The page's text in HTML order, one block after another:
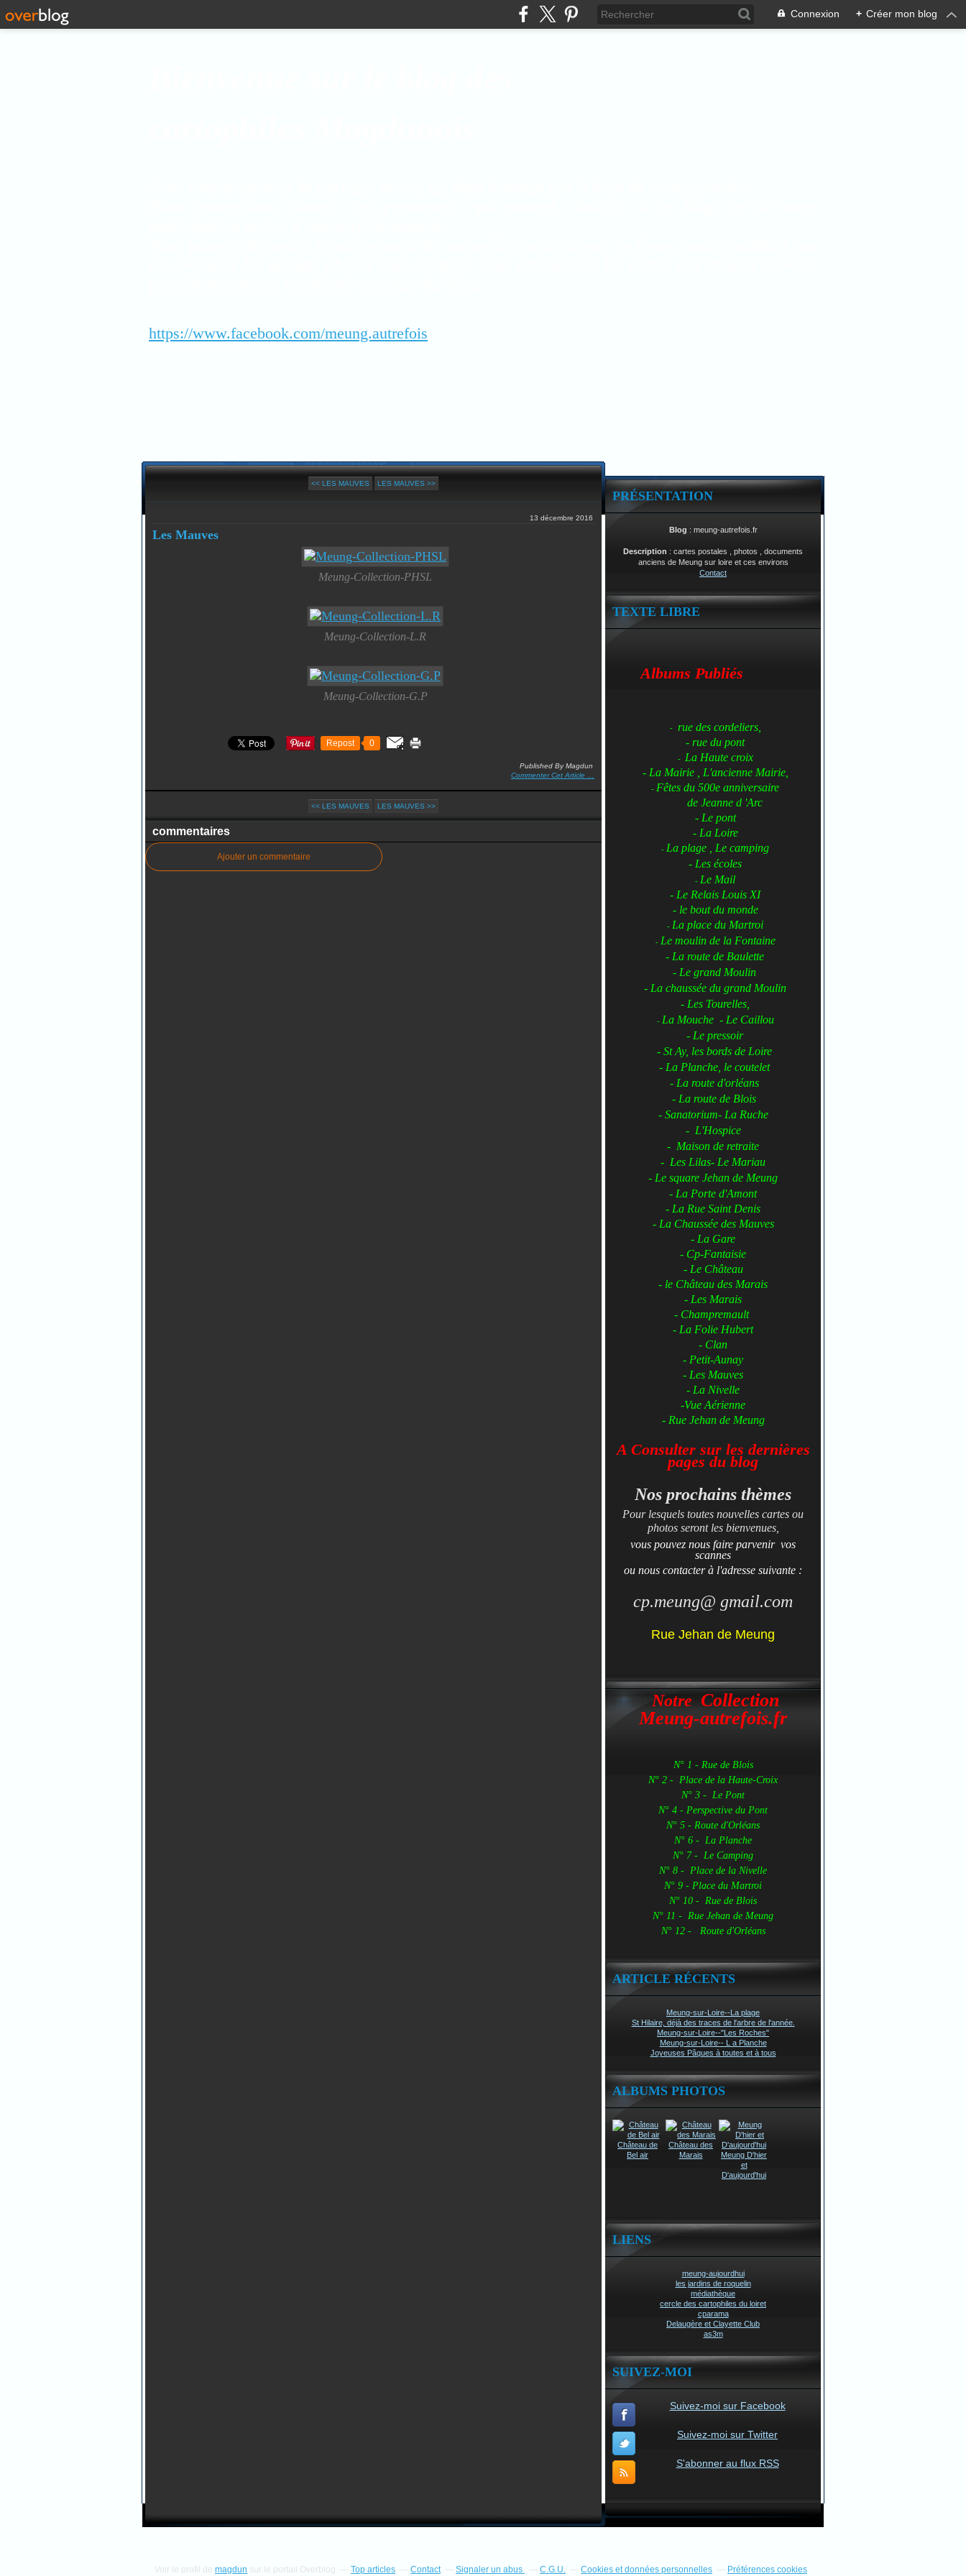
Connexion + Créer mon blog
https://www.facebook.com/meung.autrefois
<< LES MAUVES LES MAUVES >>
13 décembre 2016
Les Mauves
Meung-Collection-PHSL
Meung-Collection-L.R
Meung-Collection-G.P
Repost 0
Published By Magdun
Commenter Cet Article
<< LES MAUVES LES MAUVES >>
commentaires
Ajouter un commentaire
PRÉSENTATION
Blog : meung-autrefois.fr
Description : cartes postales , photos , documents
anciens de Meung sur loire et ces environs
Contact
TEXTE LIBRE
Albums Publiés
-
rue des cordeliers,
- rue du pont
- La Haute croix
- La Mairie , L'ancienne Mairie,
- Fêtes du 500e anniversaire
de Jeanne d 'Arc
- Le pont
- La Loire
- La plage , Le camping
- Les écoles
- Le Mail
- Le Relais Louis XI
- le bout du monde
- La place du Martroi
- Le moulin de la Fontaine
- La route de Baulette
- Le grand Moulin
- La chaussée du grand Moulin
- Les Tourelles,
- La Mouche - Le Caillou
- Le pressoir
- St Ay, les bords de Loire
- La Planche, le coutelet
- La route d'orléans
- La route de Blois
- Sanatorium- La Ruche
- L'Hospice
- Maison de retraite
- Les Lilas- Le Mariau
- Le square Jehan de Meung
- La Porte d'Amont
- La Rue Saint Denis
- La Chaussée des Mauves
- La Gare
- Cp-Fantaisie
- Le Château
- le Château des Marais
- Les Marais
- Champremault
- La Folie Hubert
- Clan
- Petit-Aunay
- ​​​​​Les Mauves
- La Nivelle
-Vue Aérienne
- Rue Jehan de Meung
A Consulter sur les dernières
pages du blog
Nos prochains thèmes
Pour lesquels toutes nouvelles cartes ou
photos seront les bienvenues,
vous pouvez nous faire parvenir vos
scannes
ou nous contacter à l'adresse suivante :
cp.meung@ gmail.com
Rue Jehan de Meung
Notre Collection
Meung-autrefois.fr
N° 1 - Rue de Blois
N° 2 - Place de la Haute-Croix
N° 3 - Le Pont
N° 4 - Perspective du Pont
N° 5 - Route d'Orléans
N° 6 - La Planche
N° 7 - Le Camping
N° 8 - Place de la Nivelle
N° 9 - Place du Martroi
N° 10 - Rue de Blois
N° 11 - Rue Jehan de Meung
N° 12 - Route d'Orléans
ARTICLE RÉCENTS
Meung-sur-Loire--La plage
St Hilaire, déjà des traces de l'arbre de l'année.
Meung-sur-Loire--"Les Roches"
Meung-sur-Loire-- L a Planche
Joyeuses Pâques à toutes et à tous
ALBUMS PHOTOS
Château de
Bel air
Château des
Marais
Meung D'hier
et
D'aujourd'hui
LIENS
meung-aujourdhui
les jardins de roquelin
médiathèque
cercle des cartophiles du loiret
cparama
Delaugère et Clayette Club
as3m
SUIVEZ-MOI
Suivez-moi sur Facebook
Suivez-moi sur Twitter
S'abonner au flux RSS
Voir le profil de magdun sur le portail Overblog Top articles Contact Signaler un abus C.G.U. Cookies et données personnelles Préférences cookies